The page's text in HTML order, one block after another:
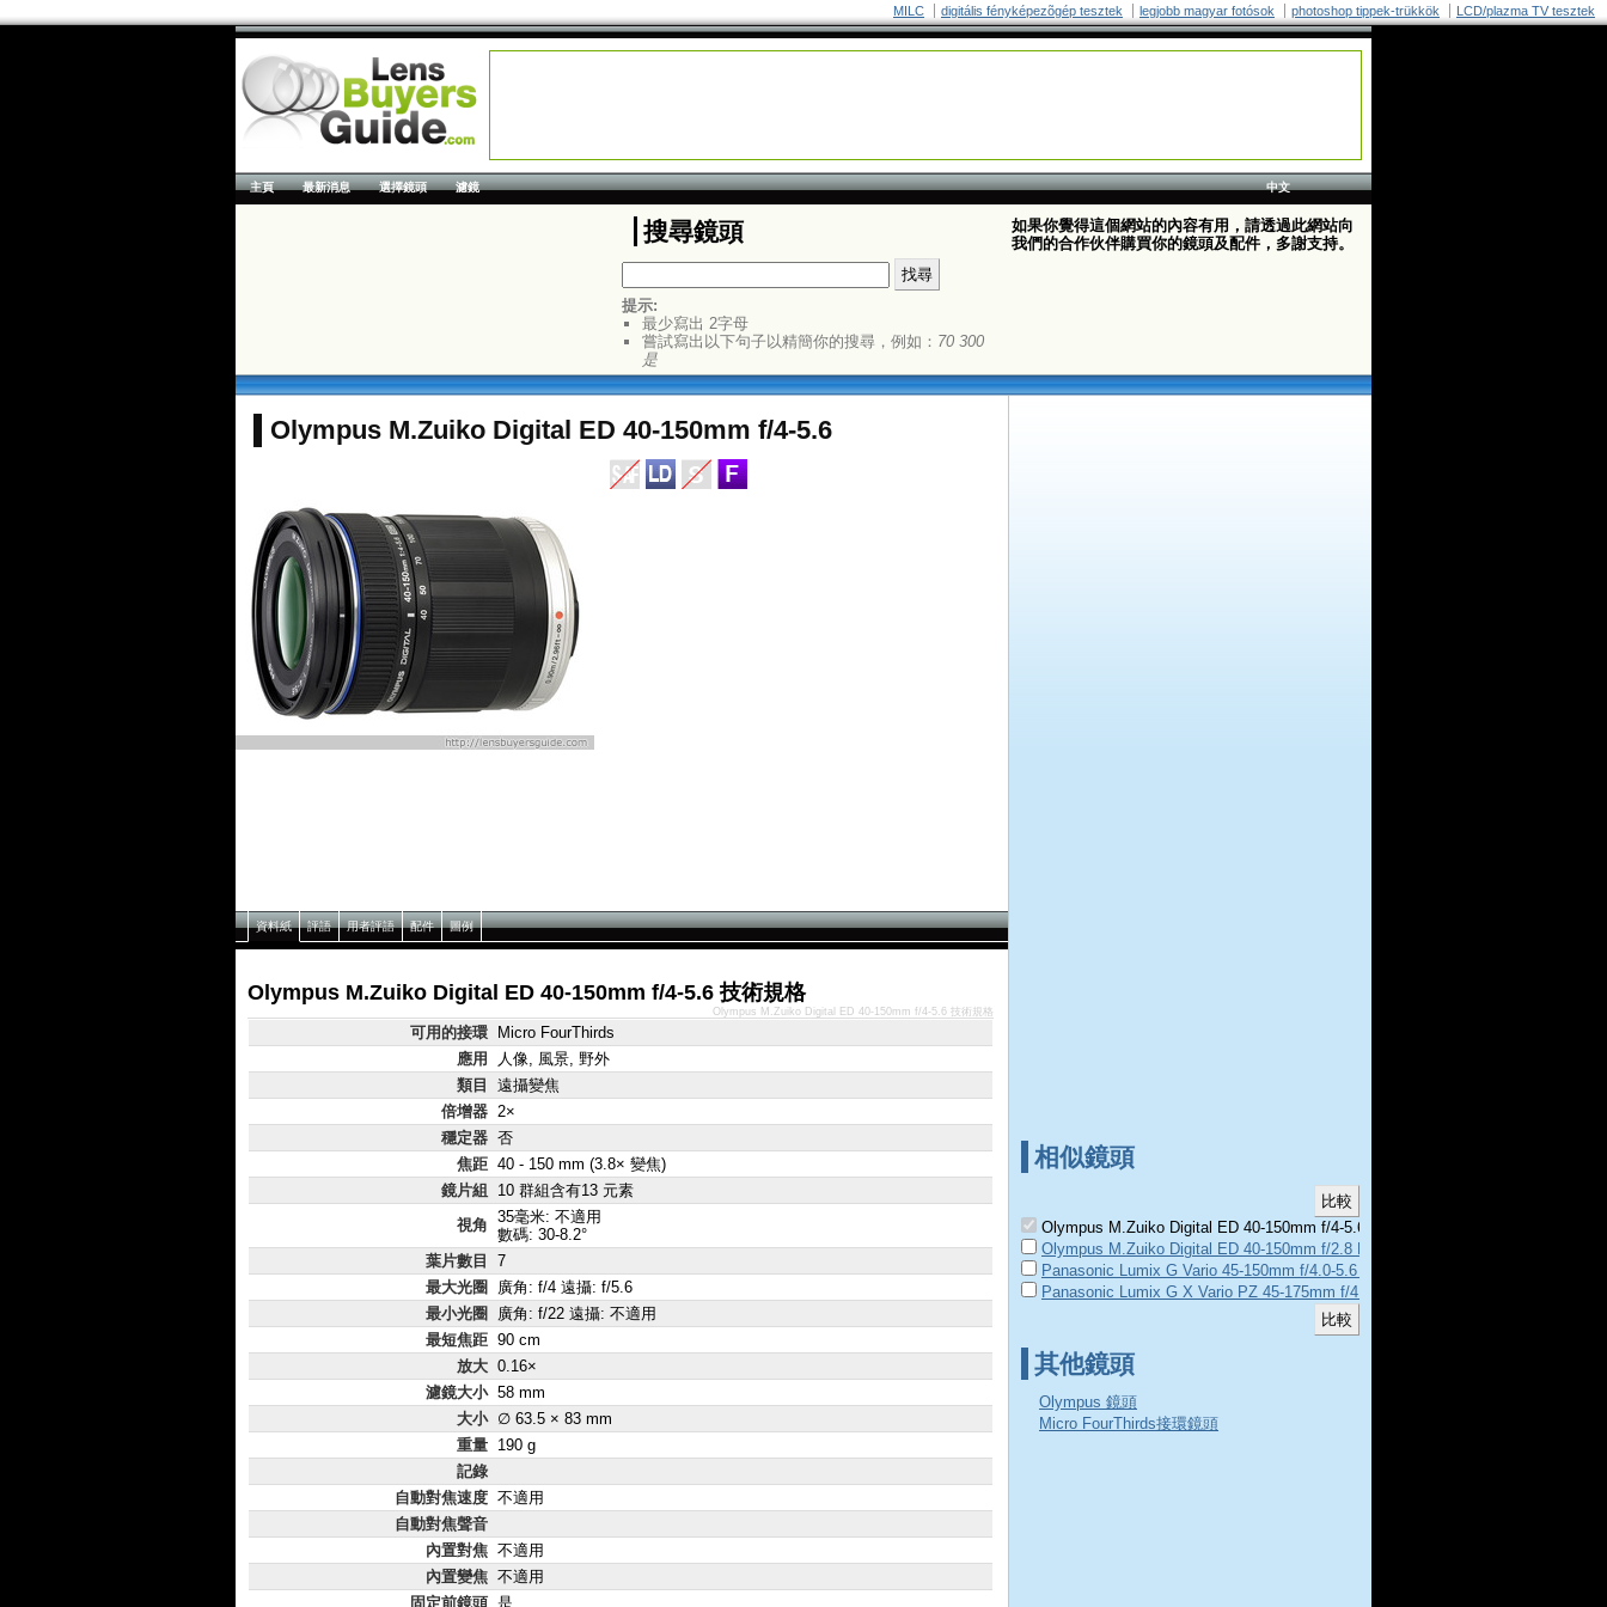
MILC digitális fényképezõgép tesztek legjobb magyar fotósok photoshop tippek-trükkök LCD/plazma TV tesztek
中文
主頁 最新消息 選擇鏡頭 濾鏡
搜尋鏡頭
提示:
最少寫出 2字母
嘗試寫出以下句子以精簡你的搜尋，例如： 70 300
是
如果你覺得這個網站的內容有用，請透過此網站向
我們的合作伙伴購買你的鏡頭及配件，多謝支持。
Olympus M.Zuiko Digital ED 40-150mm f/4-5.6
資料紙 評語 用者評語 配件 圖例
Olympus M.Zuiko Digital ED 40-150mm f/4-5.6 技術規格
可用的接環
Micro FourThirds
應用
人像, 風景, 野外
類目
遠攝變焦
倍增器 2×
穩定器 否
焦距 40 - 150 mm (3.8× 變焦)
鏡片組
10 群組含有13 元素
視角 35毫米: 不適用
數碼: 30-8.2°
葉片數目
7
最大光圈
廣角: f/4 遠攝: f/5.6
最小光圈
廣角: f/22 遠攝: 不適用
最短焦距 90 cm
放大 0.16×
濾鏡大小 58 mm
大小 ∅ 63.5 × 83 mm
重量 190 g
記錄
自動對焦速度 不適用
自動對焦聲音
內置對焦 不適用
內置變焦 不適用
固定前鏡頭 是
Olympus M.Zuiko Digital ED 40-150mm f/4-5.6 技術規格
相似鏡頭
Olympus M.Zuiko Digital ED 40-150mm f/4-5.6
Olympus M.Zuiko Digital ED 40-150mm f/2.8 Pro
Panasonic Lumix G Vario 45-150mm f/4.0-5.6 Asph MEGA O.I.S.
Panasonic Lumix G X Vario PZ 45-175mm f/4.0-5.6 ASPH POWER O.I.S.
其他鏡頭
Olympus 鏡頭
Micro FourThirds接環鏡頭